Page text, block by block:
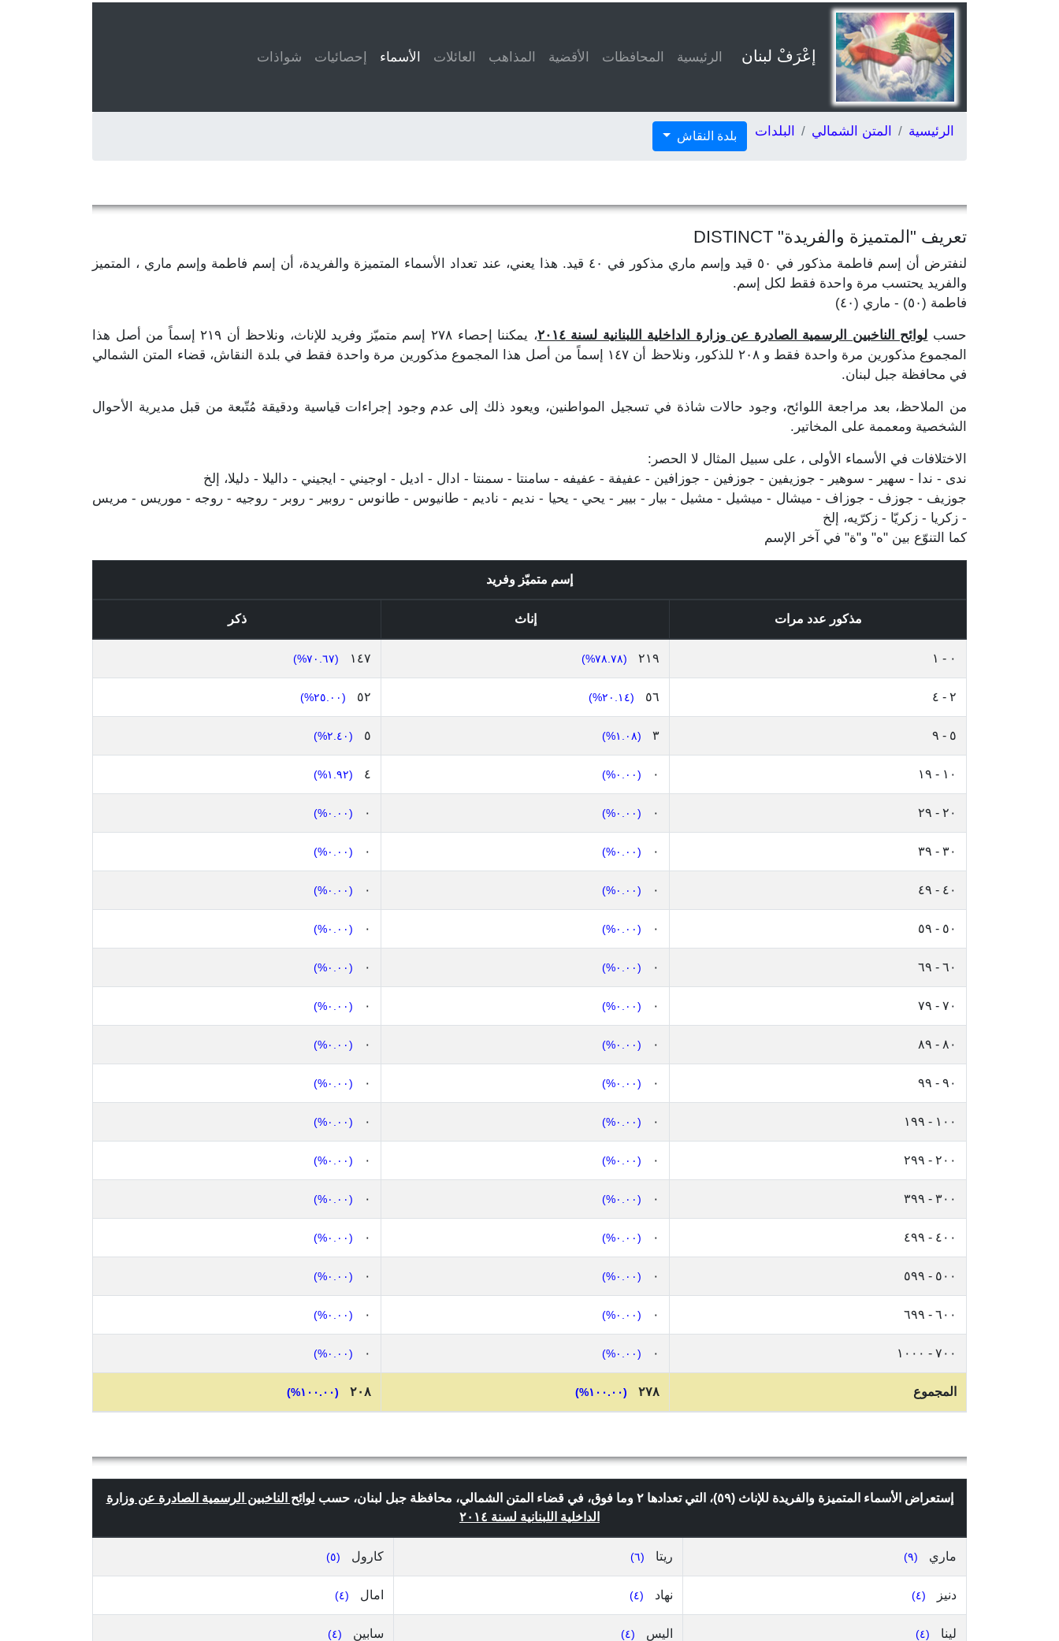
إعْرَفْ لبنان الرئيسية المحافظات الأقضية المذاهب العائلات الأسماء إحصائيات شواذات
الرئيسية المتن الشمالي البلدات بلدة النقاش
تعريف "المتميزة والفريدة" DISTINCT
لنفترض أن إسم فاطمة مذكور في ٥٠ قيد وإسم ماري مذكور في ٤٠ قيد. هذا يعني، عند تعداد الأسماء المتميزة والفريدة، أن إسم فاطمة وإسم ماري ، المتميز
والفريد يحتسب مرة واحدة فقط لكل إسم.
فاطمة (٥٠) - ماري (٤٠)
حسب لوائح الناخبين الرسمية الصادرة عن وزارة الداخلية اللبنانية لسنة ٢٠١٤
، يمكننا إحصاء ٢٧٨ إسم متميّز وفريد للإناث، ونلاحظ أن ٢١٩ إسماً من أصل هذا
المجموع مذكورين مرة واحدة فقط و ٢٠٨ للذكور، ونلاحظ أن ١٤٧ إسماً من أصل هذا المجموع مذكورين مرة واحدة فقط في بلدة النقاش، قضاء المتن الشمالي
في محافظة جبل لبنان.
من الملاحظ، بعد مراجعة اللوائح، وجود حالات شاذة في تسجيل المواطنين، ويعود ذلك إلى عدم وجود إجراءات قياسية ودقيقة مُتّبعة من قبل مديرية الأحوال
الشخصية ومعممة على المخاتير.
الاختلافات في الأسماء الأولى ، على سبيل المثال لا الحصر:
ندى - ندا - سهير - سوهير - جوزيفين - جوزفين - جوزافين - عفيفة - عفيفه - سامنتا - سمنتا - ادال - اديل - اوجيني - ايجيني - داليلا - دليلا، إلخ
جوزيف - جوزف - جوزاف - ميشال - ميشيل - مشيل - بيار - بيير - يحي - يحيا - نديم - ناديم - طانيوس - طانوس - روبير - روبر - روجيه - روجه - موريس - مريس
- زكريا - زكريّا - زكرّيه، إلخ
كما التنوّع بين "ه" و"ة" في آخر الإسم
إسم متميّز وفريد
مذكور عدد مرات إناث ذكر
٠ - ١ ٢١٩ (٧٨.٧٨%) ١٤٧ (٧٠.٦٧%)
٢ - ٤ ٥٦ (٢٠.١٤%) ٥٢ (٢٥.٠٠%)
٥ - ٩ ٣ (١.٠٨%) ٥ (٢.٤٠%)
١٠ - ١٩ ٠ (٠.٠٠%) ٤ (١.٩٢%)
٢٠ - ٢٩ ٠ (٠.٠٠%) ٠ (٠.٠٠%)
٣٠ - ٣٩ ٠ (٠.٠٠%) ٠ (٠.٠٠%)
٤٠ - ٤٩ ٠ (٠.٠٠%) ٠ (٠.٠٠%)
٥٠ - ٥٩ ٠ (٠.٠٠%) ٠ (٠.٠٠%)
٦٠ - ٦٩ ٠ (٠.٠٠%) ٠ (٠.٠٠%)
٧٠ - ٧٩ ٠ (٠.٠٠%) ٠ (٠.٠٠%)
٨٠ - ٨٩ ٠ (٠.٠٠%) ٠ (٠.٠٠%)
٩٠ - ٩٩ ٠ (٠.٠٠%) ٠ (٠.٠٠%)
١٠٠ - ١٩٩ ٠ (٠.٠٠%) ٠ (٠.٠٠%)
٢٠٠ - ٢٩٩ ٠ (٠.٠٠%) ٠ (٠.٠٠%)
٣٠٠ - ٣٩٩ ٠ (٠.٠٠%) ٠ (٠.٠٠%)
٤٠٠ - ٤٩٩ ٠ (٠.٠٠%) ٠ (٠.٠٠%)
٥٠٠ - ٥٩٩ ٠ (٠.٠٠%) ٠ (٠.٠٠%)
٦٠٠ - ٦٩٩ ٠ (٠.٠٠%) ٠ (٠.٠٠%)
٧٠٠ - ١٠٠٠ ٠ (٠.٠٠%) ٠ (٠.٠٠%)
المجموع ٢٧٨ (١٠٠.٠٠%) ٢٠٨ (١٠٠.٠٠%)
إستعراض الأسماء المتميزة والفريدة للإناث (٥٩)، التي تعدادها ٢ وما فوق، في قضاء المتن الشمالي، محافظة جبل لبنان، حسب
لوائح الناخبين الرسمية الصادرة عن وزارة
الداخلية اللبنانية لسنة ٢٠١٤
ماري (٩) ريتا (٦) كارول (٥)
دنيز (٤) نهاد (٤) امال (٤)
لينا (٤) اليس (٤) سابين (٤)